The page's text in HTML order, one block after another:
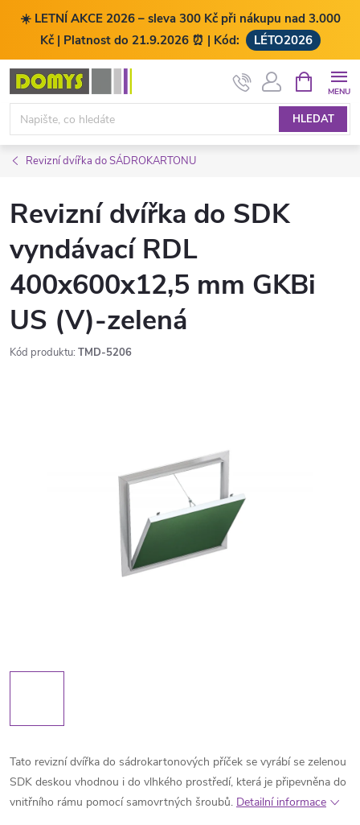
☀️ LETNÍ AKCE 2026 – sleva 300 Kč při nákupu nad 3.000
Kč | Platnost do 21.9.2026 ⏰ | Kód:
LÉTO2026
Přejít
obsah
HLEDAT
NÁKUPNÍ
KOŠÍK
Revizní dvířka do SÁDROKARTONU
Revizní dvířka do SDK
vyndávací RDL
400x600x12,5 mm GKBi
US (V)-zelená
Kód produktu: TMD-5206
Tato revizní dvířka do sádrokartonových příček se vyrábí se zelenou
SDK deskou vhodnou i do vlhkého prostředí, která je připevněna do
vnitřního rámu pomocí samovrtných šroubů. Detailní informace